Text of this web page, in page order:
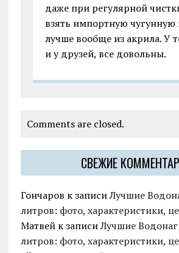
даже при регулярной
взять импортную чугунную
лучше вообще из акрила. У
и у друзей, все довольны.
Comments are closed.
СВЕЖИЕ
Гончаров к записиЛучшие
литров: фото, характеристики,
Матвейк записиЛучшие
литров: фото, характеристики,